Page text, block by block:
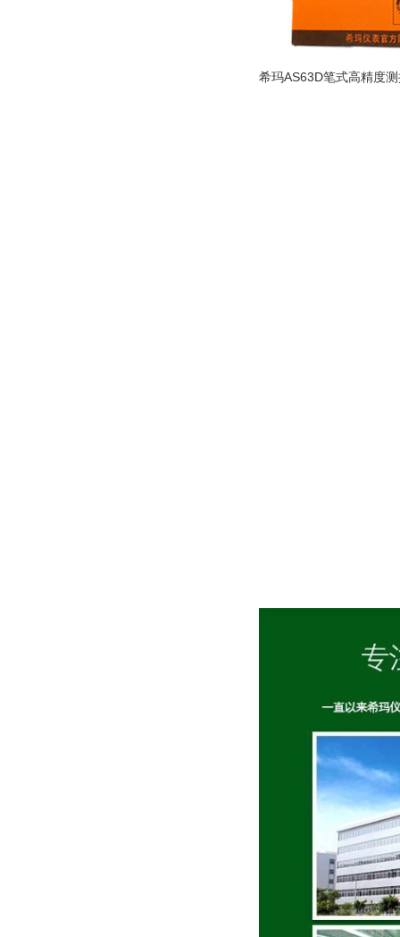
希玛AS63D笔式高精度